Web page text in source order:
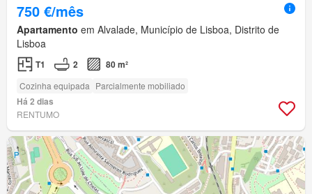
750 €/mês
Apartamento em Alvalade, Município de Lisboa, Distrito de
Lisboa
T1 2 80 m²
Cozinha equipada Parcialmente mobiliado
Há 2 dias
RENTUMO